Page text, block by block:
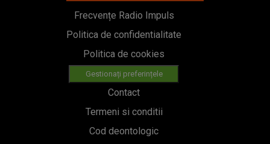
Frecvențe Radio Impuls
Politica de confidentialitate
Politica de cookies
Gestionați preferințele
Contact
Termeni si conditii
Cod deontologic